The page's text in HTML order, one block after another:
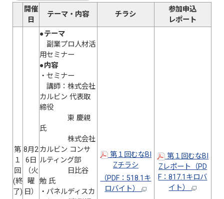
開催
日
テーマ・内容 チラシ
参加申込
レポート
第
１
回
(終
了)
8月2
6日
（火
曜
日）
●テーマ
副業プロ人材活
用セミナー
●内容
・セミナー
講師：株式会社
カルビン 代表取
締役
東 慶親
氏
株式会社
カルビン コンサ
ルティング部
日比谷
勉 氏
・パネルディスカ
第１回むなBI
Zチラシ
（PDF：518.1キ
ロバイト）
第１回むなBI
Zレポート（PD
F：817.1キロバ
イト）